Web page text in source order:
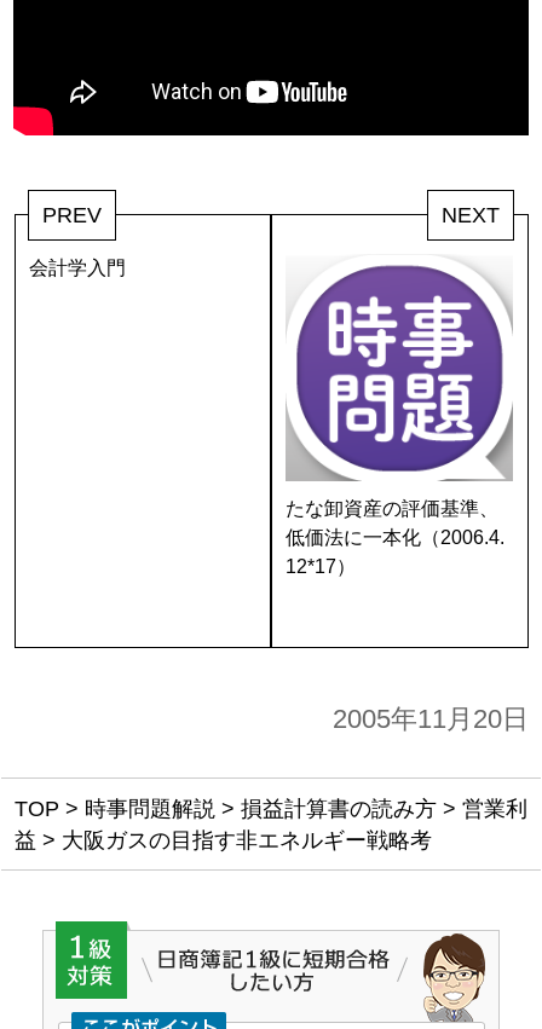
PREV
会計学入門
NEXT
たな卸資産の評価基準、
低価法に一本化（2006.4.
12*17）
2005年11月20日
TOP > 時事問題解説 > 損益計算書の読み方> 営業利
益 > 大阪ガスの目指す非エネルギー戦略考